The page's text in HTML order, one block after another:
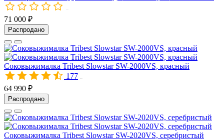
71 000 ₽
Распродано
Соковыжималка Tribest Slowstar SW-2000VS, красный
177
64 990 ₽
Распродано
Соковыжималка Tribest Slowstar SW-2020VS, серебристый